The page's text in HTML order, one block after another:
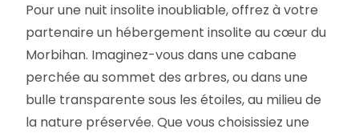
Pour une nuit insolite inoubliable, offrez à votre
partenaire un hébergement insolite au cœur du
Morbihan. Imaginez-vous dans une cabane
perchée au sommet des arbres, ou dans une
bulle transparente sous les étoiles, au milieu de
la nature préservée. Que vous choisissiez une